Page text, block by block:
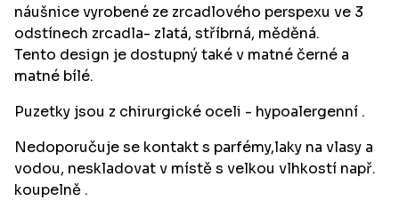
náušnice vyrobené ze zrcadlového perspexu ve 3
odstínech zrcadla- zlatá, stříbrná, měděná.
Tento design je dostupný také v matné černé a
matné bílé.
Puzetky jsou z chirurgické oceli - hypoalergenní .
Nedoporučuje se kontakt s parfémy,laky na vlasy a
vodou, neskladovat v místě s velkou vlhkostí např.
koupelně .